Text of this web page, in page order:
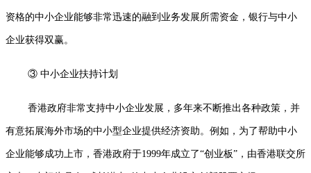
资格的中小企业能够非常迅速的融到业务发展所需资金，银行与中小
企业获得双赢。
③ 中小企业扶持计划
香港政府非常支持中小企业发展，多年来不断推出各种政策，并
有意拓展海外市场的中小型企业提供经济资助。例如，为了帮助中小
企业能够成功上市，香港政府于1999年成立了“创业板”，由香港联交所